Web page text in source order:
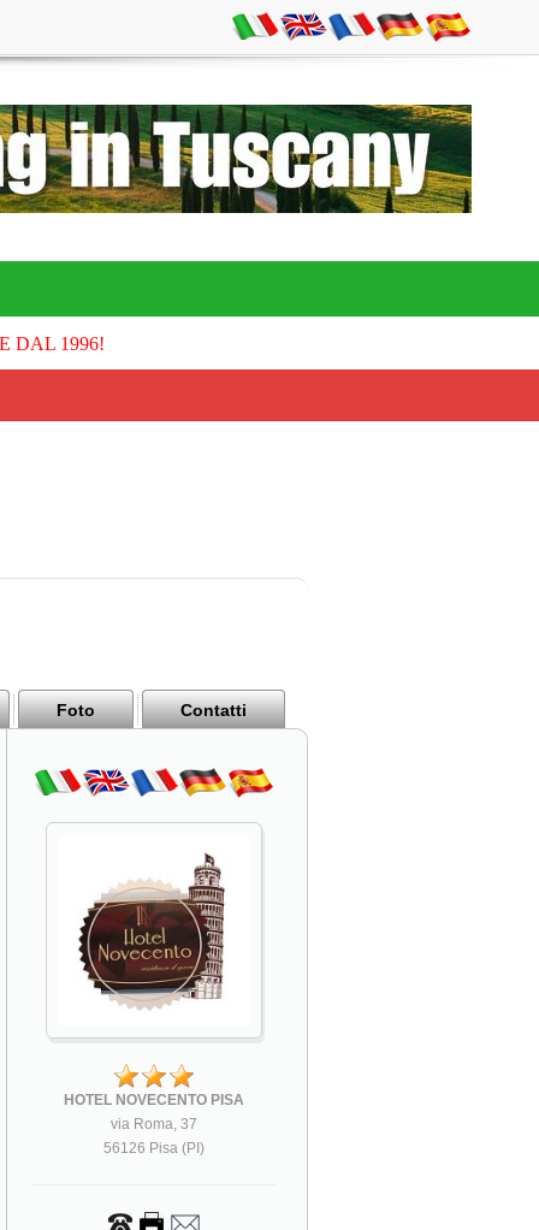
DAL 1996!
Foto Contatti
HOTEL NOVECENTO PISA
via Roma, 37
56126 Pisa (PI)